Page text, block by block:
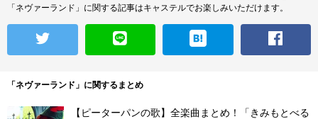
「ネヴァーランド」に関する記事はキャステルでお楽しみいただけます。
「ネヴァーランド」に関するまとめ
【ピーターパンの歌】全楽曲まとめ！「きみもとべる